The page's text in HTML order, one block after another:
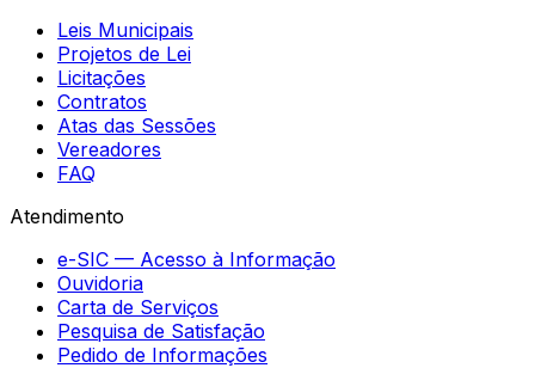
Leis Municipais
Projetos de Lei
Licitações
Contratos
Atas das Sessões
Vereadores
FAQ
Atendimento
e-SIC — Acesso à Informação
Ouvidoria
Carta de Serviços
Pesquisa de Satisfação
Pedido de Informações